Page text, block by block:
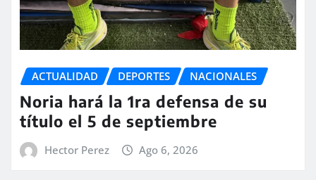
ACTUALIDAD DEPORTES NACIONALES
Noria hará la 1ra defensa de su
título el 5 de septiembre
Hector Perez Ago 6, 2026